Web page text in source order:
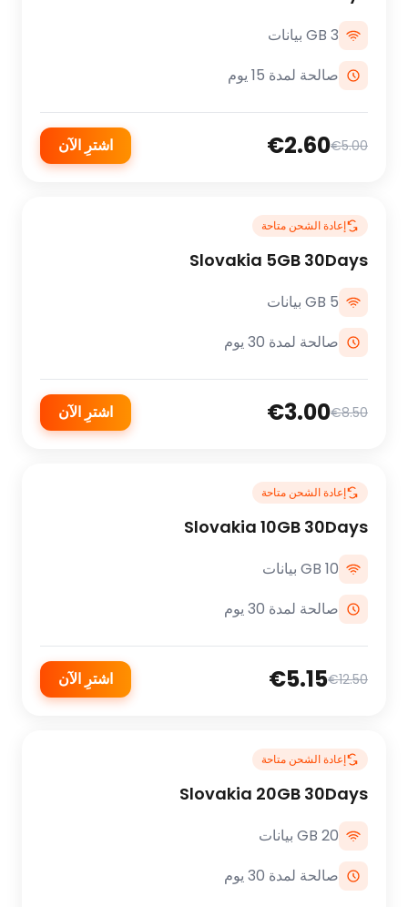
3 GB بيانات
صالحة لمدة 15 يوم
€5.00
€2.60 اشترِ الآن
إعادة الشحن متاحة
Slovakia 5GB 30Days
5 GB بيانات
صالحة لمدة 30 يوم
€8.50
€3.00 اشترِ الآن
إعادة الشحن متاحة
Slovakia 10GB 30Days
10 GB بيانات
صالحة لمدة 30 يوم
€12.50
€5.15 اشترِ الآن
إعادة الشحن متاحة
Slovakia 20GB 30Days
20 GB بيانات
صالحة لمدة 30 يوم